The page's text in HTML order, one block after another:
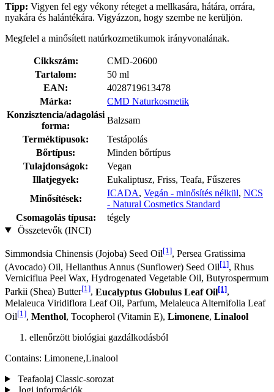
Tipp: Vigyen fel egy vékony réteget a mellkasára, hátára, orrára,
nyakára és halántékára. Vigyázzon, hogy szembe ne kerüljön.
Megfelel a minősített natúrkozmetikumok irányvonalának.
Cikkszám:
CMD-20600
Tartalom:
50 ml
EAN:
4028719613478
Márka:
CMD Naturkosmetik
Konzisztencia/adagolási
forma:
Balzsam
Terméktípusok:
Testápolás
Bőrtípus:
Minden bőrtípus
Tulajdonságok:
Vegan
Illatjegyek:
Eukaliptusz, Friss, Teafa, Fűszeres
Minősítések:
ICADA, Vegán - minősítés nélkül, NCS
- Natural Cosmetics Standard
Csomagolás típusa:
tégely
Összetevők (INCI)
Simmondsia Chinensis (Jojoba) Seed Oil[1], Persea Gratissima
(Avocado) Oil, Helianthus Annus (Sunflower) Seed Oil[1], Rhus
Verniciflua Peel Wax, Hydrogenated Vegetable Oil, Butyrospermum
Parkii (Shea) Butter[1], Eucalyptus Globulus Leaf Oil[1],
Melaleuca Viridiflora Leaf Oil, Parfum, Melaleuca Alternifolia Leaf
Oil[1], Menthol, Tocopherol (Vitamin E), Limonene, Linalool
ellenőrzött biológiai gazdálkodásból
Contains: Limonene,Linalool
Teafaolaj Classic-sorozat
Jogi információk